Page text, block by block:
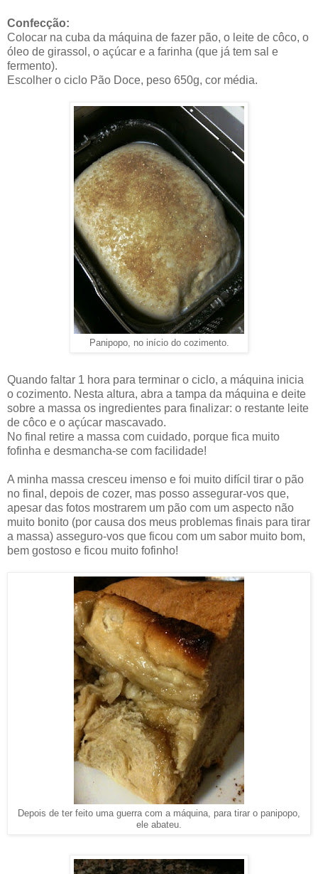
Confecção:
Colocar na cuba da máquina de fazer pão, o leite de côco, o
óleo de girassol, o açúcar e a farinha (que já tem sal e
fermento).
Escolher o ciclo Pão Doce, peso 650g, cor média.
Panipopo, no início do cozimento.
Quando faltar 1 hora para terminar o ciclo, a máquina inicia
o cozimento. Nesta altura, abra a tampa da máquina e deite
sobre a massa os ingredientes para finalizar: o restante leite
de côco e o açúcar mascavado.
No final retire a massa com cuidado, porque fica muito
fofinha e desmancha-se com facilidade!
A minha massa cresceu imenso e foi muito difícil tirar o pão
no final, depois de cozer, mas posso assegurar-vos que,
apesar das fotos mostrarem um pão com um aspecto não
muito bonito (por causa dos meus problemas finais para tirar
a massa) asseguro-vos que ficou com um sabor muito bom,
bem gostoso e ficou muito fofinho!
Depois de ter feito uma guerra com a máquina, para tirar o panipopo,
ele abateu.